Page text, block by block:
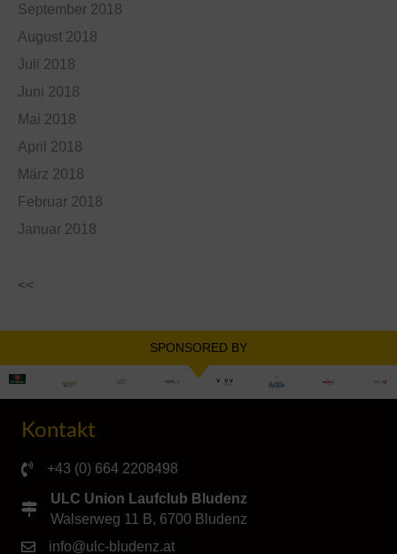
September 2018
August 2018
Juli 2018
Juni 2018
Mai 2018
April 2018
März 2018
Februar 2018
Januar 2018
<<
SPONSORED BY
Kontakt
+43 (0) 664 2208498
ULC Union Laufclub Bludenz
Walserweg 11 B, 6700 Bludenz
info@ulc-bludenz.at